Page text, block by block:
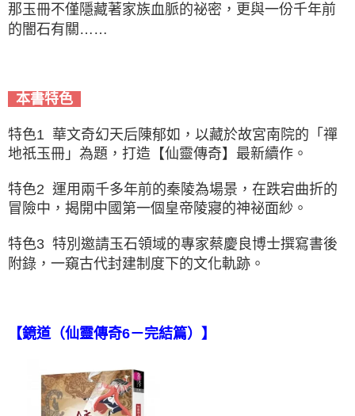
那玉冊不僅隱藏著家族血脈的祕密，更與一份千年前
的闇石有關……
本書特色
特色1 華文奇幻天后陳郁如，以藏於故宮南院的「禪
地祇玉冊」為題，打造【仙靈傳奇】最新續作。
特色2 運用兩千多年前的秦陵為場景，在跌宕曲折的
冒險中，揭開中國第一個皇帝陵寢的神祕面紗。
特色3 特別邀請玉石領域的專家蔡慶良博士撰寫書後
附錄，一窺古代封建制度下的文化軌跡。
【鏡道（仙靈傳奇6－完結篇）】